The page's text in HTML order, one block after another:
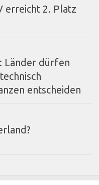
erreicht 2. Platz
Länder dürfen
entscheiden